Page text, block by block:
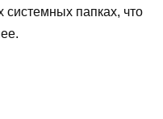
системных папках, что